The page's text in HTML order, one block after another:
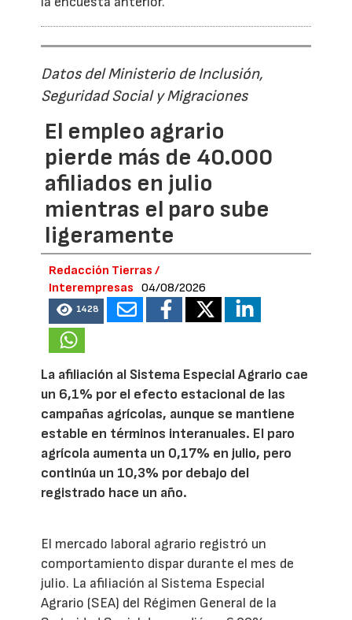
Datos del Ministerio de Inclusión,
Seguridad Social y Migraciones
El empleo agrario
pierde más de 40.000
afiliados en julio
mientras el paro sube
ligeramente
Redacción Tierras /
Interempresas
04/08/2026
1428
La afiliación al Sistema Especial Agrario cae
un 6,1% por el efecto estacional de las
campañas agrícolas, aunque se mantiene
estable en términos interanuales. El paro
agrícola aumenta un 0,17% en julio, pero
continúa un 10,3% por debajo del
registrado hace un año.
El mercado laboral agrario registró un
comportamiento dispar durante el mes de
julio. La afiliación al Sistema Especial
Agrario (SEA) del Régimen General de la